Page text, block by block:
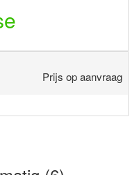
Prijs op aanvraag